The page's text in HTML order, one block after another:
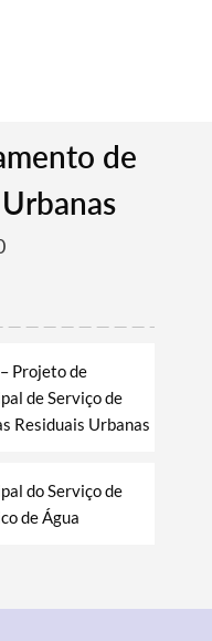
de
Projeto de
de Serviço de
Residuais Urbanas
do Serviço de
de Água